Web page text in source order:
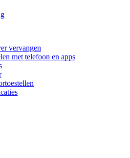
vervangen
met telefoon en apps